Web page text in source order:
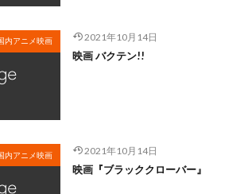
フレーベル館
クス
ス
ブリドカットセーラ恵美
ーウイカ
内アニメ映画 2021年10月14日
映画 バクテン!!
内アニメ映画 2021年10月14日
映画『ブラッククローバー』